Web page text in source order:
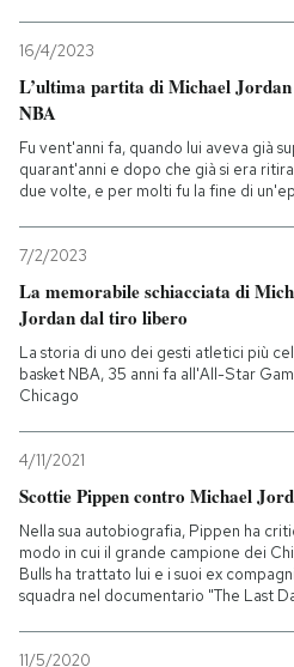
Scienza
Cultura
Economia
PODCAST
NEWSLETTER
I MIEI PREFERITI
SHOP
CALENDARIO
16/4/2023
L’ultima partita di Michael
NBA
Fu vent'anni fa, quando lui aveva già
quarant'anni e dopo che già si era
due volte, e per molti fu la fine di
7/2/2023
La memorabile schiacciata di
Jordan dal tiro libero
La storia di uno dei gesti atletici più
basket NBA, 35 anni fa all'All-Star
Chicago
4/11/2021
Scottie Pippen contro Michael
Nella sua autobiografia, Pippen ha
modo in cui il grande campione dei
Bulls ha trattato lui e i suoi ex
squadra nel documentario "The Last
11/5/2020